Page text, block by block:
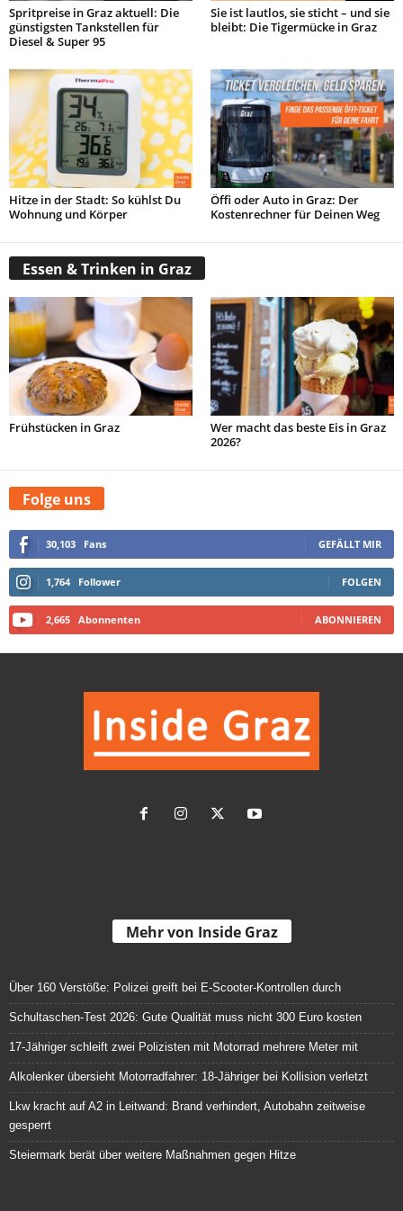
Spritpreise in Graz aktuell: Die
günstigsten Tankstellen für
Diesel & Super 95
Sie ist lautlos, sie sticht – und sie
bleibt: Die Tigermücke in Graz
Hitze in der Stadt: So kühlst Du
Wohnung und Körper
Öffi oder Auto in Graz: Der
Kostenrechner für Deinen Weg
Essen & Trinken in Graz
Frühstücken in Graz
Wer macht das beste Eis in Graz
2026?
Folge uns
30,103 Fans GEFÄLLT MIR
1,764 Follower FOLGEN
2,665 Abonnenten ABONNIEREN
Mehr von Inside Graz
Über 160 Verstöße: Polizei greift bei E-Scooter-Kontrollen durch
Schultaschen-Test 2026: Gute Qualität muss nicht 300 Euro kosten
17-Jähriger schleift zwei Polizisten mit Motorrad mehrere Meter mit
Alkolenker übersieht Motorradfahrer: 18-Jähriger bei Kollision verletzt
Lkw kracht auf A2 in Leitwand: Brand verhindert, Autobahn zeitweise
gesperrt
Steiermark berät über weitere Maßnahmen gegen Hitze